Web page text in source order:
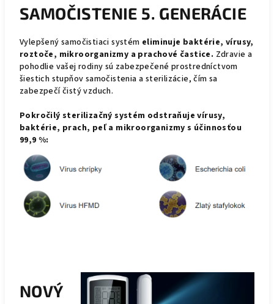
SAMOČISTENIE 5. GENERÁCIE
Vylepšený samočistiaci systém eliminuje baktérie, vírusy,
roztoče, mikroorganizmy a prachové častice. Zdravie a
pohodlie vašej rodiny sú zabezpečené prostredníctvom
šiestich stupňov samočistenia a sterilizácie, čím sa
zabezpečí čistý vzduch.
Pokročilý sterilizačný systém odstraňuje vírusy,
baktérie, prach, peľ a mikroorganizmy s účinnosťou
99,9 %:
NOVÝ